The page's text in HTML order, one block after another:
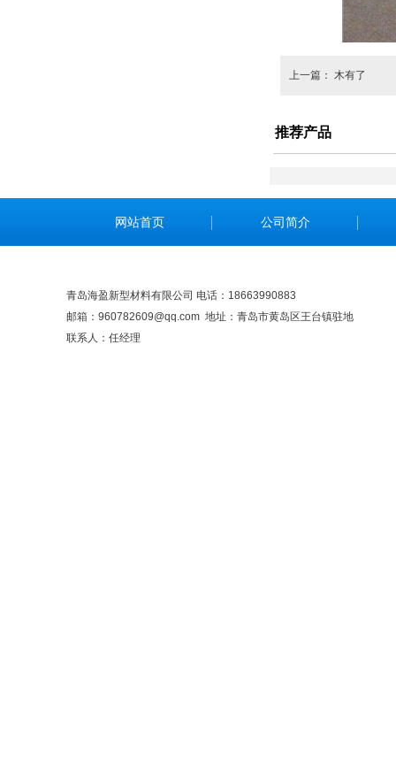
上一篇： 木有了
推荐产品
网站首页 公司简介
青岛海盈新型材料有限公司 电话：18663990883
邮箱：960782609@qq.com 地址：青岛市黄岛区王台镇驻地
联系人：任经理